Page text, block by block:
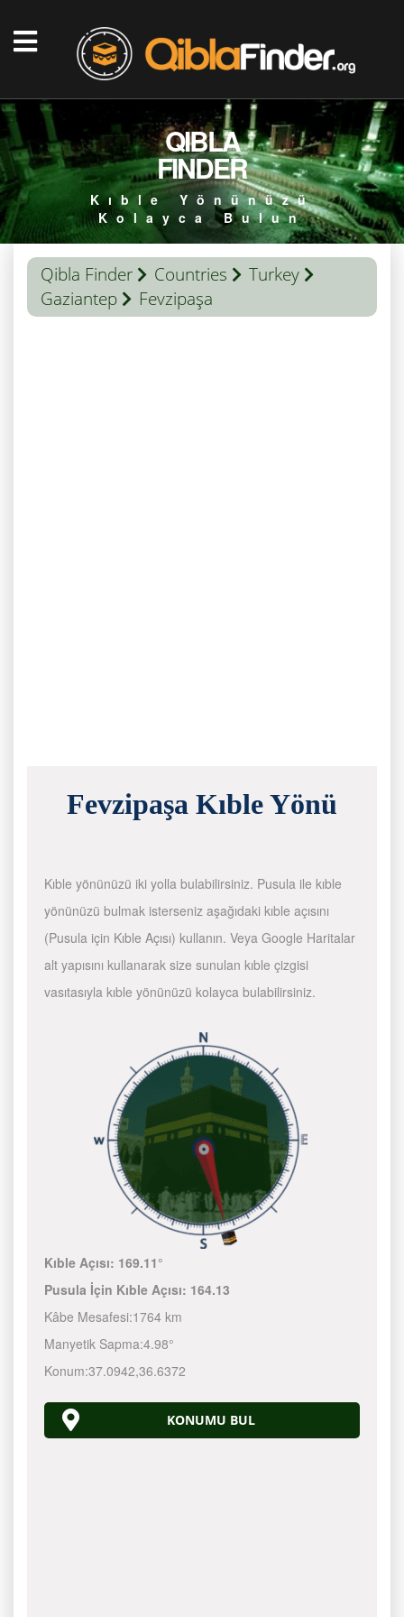
QIBLA
FINDER
Kıble Yönünüzü
Kolayca Bulun
Qibla Finder Countries
Turkey
Gaziantep
Fevzipaşa
Fevzipaşa Kıble Yönü
Kıble yönünüzü iki yolla bulabilirsiniz. Pusula ile kıble
yönünüzü bulmak isterseniz aşağıdaki kıble açısını
(Pusula için Kıble Açısı) kullanın. Veya Google Haritalar
alt yapısını kullanarak size sunulan kıble çizgisi
vasıtasıyla kıble yönünüzü kolayca bulabilirsiniz.
Kıble Açısı: 169.11°
Pusula İçin Kıble Açısı: 164.13
Kâbe Mesafesi:1764 km
Manyetik Sapma:4.98°
Konum:37.0942,36.6372
KONUMU BUL